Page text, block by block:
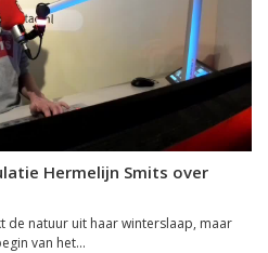
Hermelijn Smits over
de natuur uit haar winterslaap, maar
van het...